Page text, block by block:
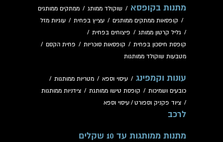
מתנות בקופסא / שוקולד ממותג / ממתקים ממותגים
/ קופסאות ממתקים ממותגים / עציץ בפחית / עוגיות מזל
/ גליל קרטון ממותג / פיצוחים בפחית /
קופסת חיסכון בפחית / קופסאות סוכריות / פחית הקסם /
מטבעות שוקולד ממותגות
עונות וקמפינג / עיסוי וספא / מטריות ממותגות /
כובעים ושמיכות / קופסת טישו ממותגת / צידניות ממותגות
/ ציוד פקניק וספורט / עיסוי וספא
לרכב
מתנות ממותגות עד 10 שקלים